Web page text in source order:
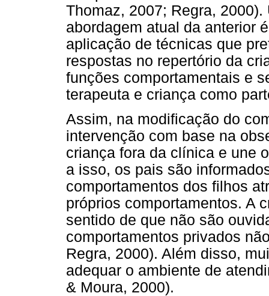
Thomaz, 2007; Regra,
abordagem atual da anterior
aplicação de técnicas que
respostas no repertório da
funções comportamentais e
terapeuta e criança como
Assim, na modificação do
intervenção com base na
criança fora da clínica e une
a isso, os pais são
comportamentos dos filhos
próprios comportamentos. A
sentido de que não são
comportamentos privados
Regra, 2000). Além disso,
adequar o ambiente de
& Moura, 2000).